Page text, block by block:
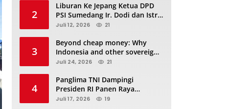
2
Liburan Ke Jepang Ketua DPD
PSI Sumedang Ir. Dodi dan Istri
Kibarkan Bendera PSI “Jangan
Juli 12, 2026 21
3
Beyond cheap money: Why
Indonesia and other sovereigns
are turning to panda bonds
Juli 24, 2026 21
4
Panglima TNI Dampingi
Presiden RI Panen Raya
Terpadu TNI, Perkuat
Juli 17, 2026 19